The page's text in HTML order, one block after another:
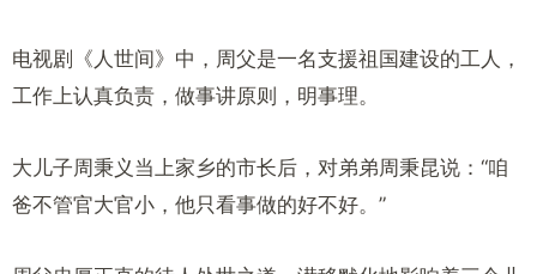
电视剧《人世间》中，周父是一名支援祖国建设的工人，
工作上认真负责，做事讲原则，明事理。
大儿子周秉义当上家乡的市长后，对弟弟周秉昆说：“咱
爸不管官大官小，他只看事做的好不好。”